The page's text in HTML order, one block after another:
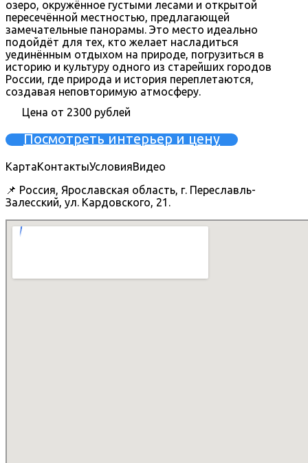
озеро, окружённое густыми лесами и открытой
пересечённой местностью, предлагающей
замечательные панорамы. Это место идеально
подойдёт для тех, кто желает насладиться
уединённым отдыхом на природе, погрузиться в
историю и культуру одного из старейших городов
России, где природа и история переплетаются,
создавая неповторимую атмосферу.
Цена от 2300 рублей
Посмотреть интерьер и цену
КартаКонтактыУсловияВидео
📌 Россия, Ярославская область, г. Переславль-
Залесский, ул. Кардовского, 21.